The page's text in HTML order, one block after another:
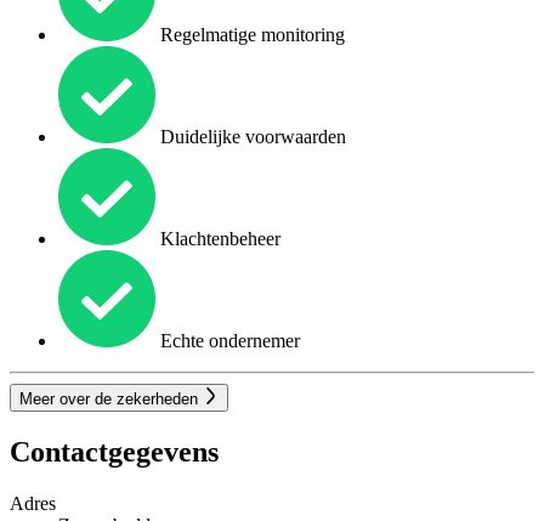
Regelmatige monitoring
Duidelijke voorwaarden
Klachtenbeheer
Echte ondernemer
Meer over de zekerheden
Contactgegevens
Adres